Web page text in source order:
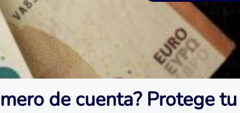
de cuenta? Protege tu